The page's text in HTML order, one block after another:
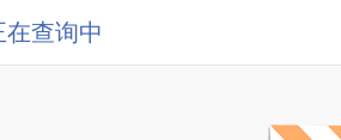
在查询中